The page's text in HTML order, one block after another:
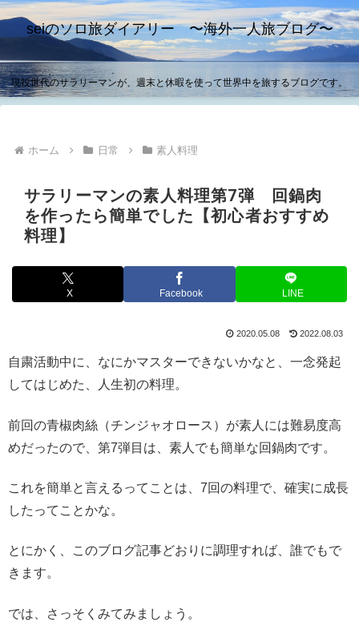
seiのソロ旅ダイアリー 〜海外一人旅ブログ〜
現役世代のサラリーマンが、週末と休暇を使って世界中を旅するブログです。
ホーム 日常 素人料理
サラリーマンの素人料理第7弾 回鍋肉
を作ったら簡単でした【初心者おすすめ
料理】
X Facebook LINE
2020.05.08 2022.08.03
自粛活動中に、なにかマスターできないかなと、一念発起
してはじめた、人生初の料理。
前回の青椒肉絲（チンジャオロース）が素人には難易度高
めだったので、第7弾目は、素人でも簡単な回鍋肉です。
これを簡単と言えるってことは、7回の料理で、確実に成長
したってことかな。
とにかく、このブログ記事どおりに調理すれば、誰でもで
きます。
では、さっそくみてみましょう。